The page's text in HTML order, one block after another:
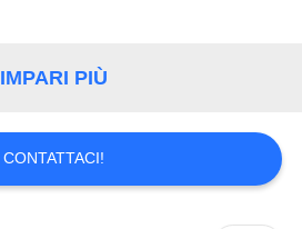
IMPARI PIÙ
CONTATTACI!